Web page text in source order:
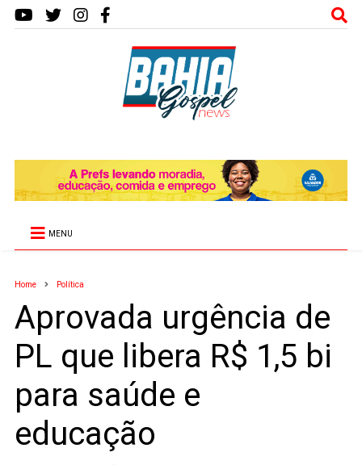
MENU
Home Política
Aprovada urgência de
PL que libera R$ 1,5 bi
para saúde e
educação